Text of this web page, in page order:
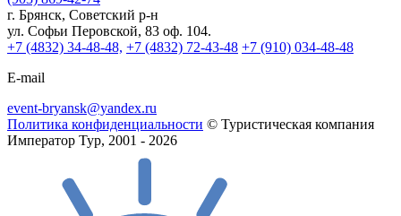
г. Брянск, Советский р-н
ул. Софьи Перовской, 83 оф. 104.
+7 (4832) 34-48-48, +7 (4832) 72-43-48 +7 (910) 034-48-48
E-mail
event-bryansk@yandex.ru
Политика конфиденциальности © Туристическая компания
Император Тур, 2001 - 2026